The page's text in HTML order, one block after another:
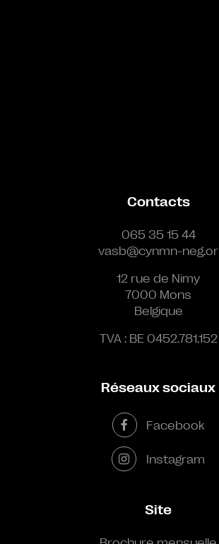
Contacts
065 35 15 44
vasb@cynmn-neg.or
12 rue de Nimy
7000 Mons
Belgique
TVA : BE 0452.781.152
Réseaux sociaux
Facebook
Instagram
Site